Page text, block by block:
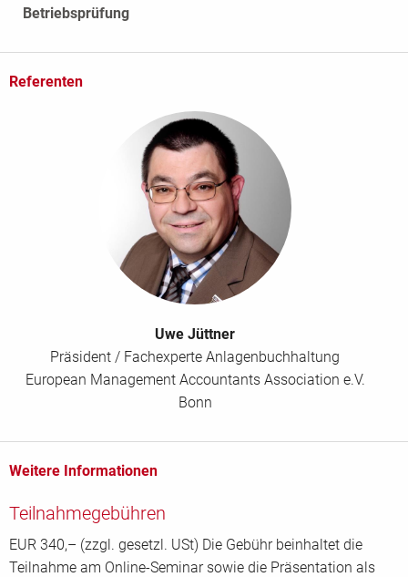
Betriebsprüfung
Referenten
Uwe Jüttner
Präsident / Fachexperte Anlagenbuchhaltung
European Management Accountants Association e.V.
Bonn
Weitere Informationen
Teilnahmegebühren
EUR 340,– (zzgl. gesetzl. USt) Die Gebühr beinhaltet die
Teilnahme am Online-Seminar sowie die Präsentation als